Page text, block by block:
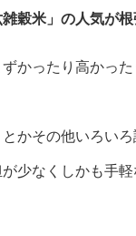
穀米」の人気が根
かったり高かっ
かその他いろい
少なくしかも手